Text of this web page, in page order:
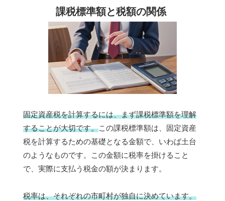
課税標準額と税額の関係
固定資産税を計算するには、まず課税標準額を理解
することが大切です。この課税標準額は、固定資産
税を計算するための基礎となる金額で、いわば土台
のようなものです。この金額に税率を掛けること
で、実際に支払う税金の額が決まります。
税率は、それぞれの市町村が独自に決めています。